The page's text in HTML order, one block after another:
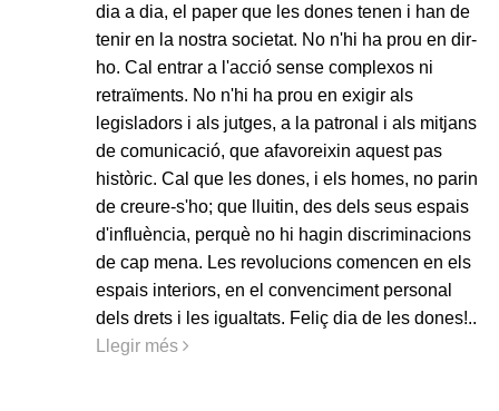
dia a dia, el paper que les dones tenen i han de
tenir en la nostra societat. No n'hi ha prou en dir-
ho. Cal entrar a l'acció sense complexos ni
retraïments. No n'hi ha prou en exigir als
legisladors i als jutges, a la patronal i als mitjans
de comunicació, que afavoreixin aquest pas
històric. Cal que les dones, i els homes, no parin
de creure-s'ho; que lluitin, des dels seus espais
d'influència, perquè no hi hagin discriminacions
de cap mena. Les revolucions comencen en els
espais interiors, en el convenciment personal
dels drets i les igualtats. Feliç dia de les dones!..
Llegir més